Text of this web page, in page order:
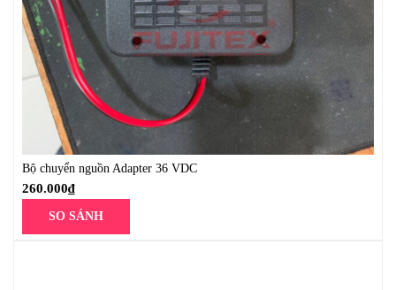
Bộ chuyển nguồn Adapter 36 VDC
260.000₫
SO SÁNH